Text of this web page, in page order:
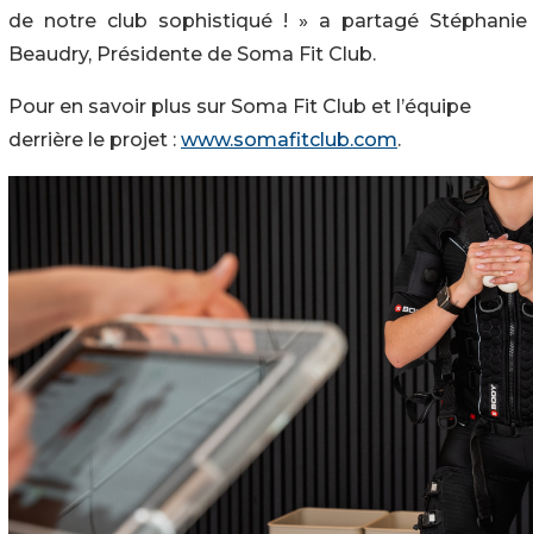
de notre club sophistiqué ! » a partagé Stéphanie
Beaudry, Présidente de Soma Fit Club.
Pour en savoir plus sur Soma Fit Club et l’équipe
derrière le projet : www.somafitclub.com.